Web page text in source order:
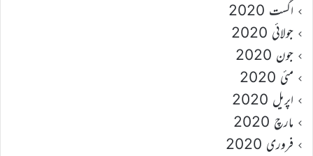
اگست 2020
جولائی 2020
جون 2020
مئی 2020
اپریل 2020
مارچ 2020
فروری 2020